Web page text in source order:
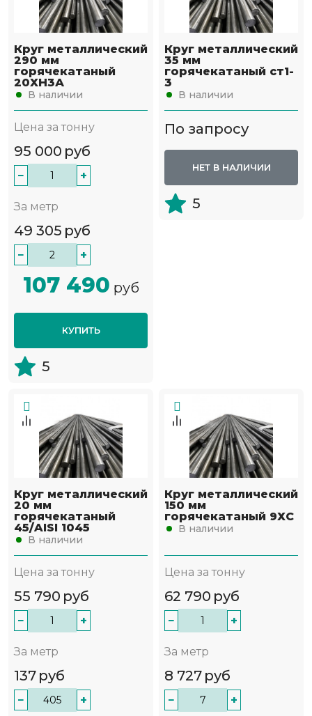
Круг металлический
290 мм
горячекатаный
20ХН3А
В наличии
Цена за тонну
95 000 руб
− +
За метр
49 305 руб
− +
107 490 руб
КУПИТЬ
5
Круг металлический
35 мм
горячекатаный ст1-
3
В наличии
По запросу
НЕТ В НАЛИЧИИ
5
Круг металлический
20 мм
горячекатаный
45/AISI 1045
В наличии
Цена за тонну
55 790 руб
− +
За метр
137 руб
− +
Круг металлический
150 мм
горячекатаный 9ХС
В наличии
Цена за тонну
62 790 руб
− +
За метр
8 727 руб
− +